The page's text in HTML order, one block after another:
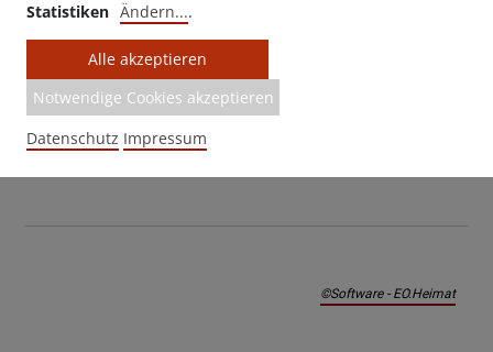
©Software - EO.Heimat
Statistiken Ändern....
Alle akzeptieren
Notwendige Cookies akzeptieren
Datenschutz Impressum